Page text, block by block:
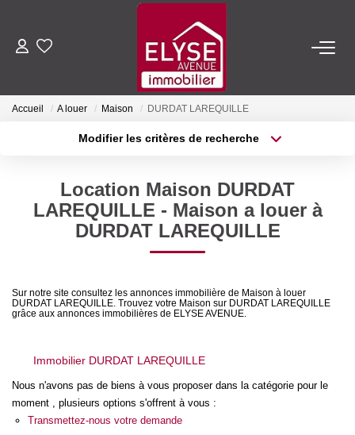
ACHETER
FAIRE GÉRER
Qui Sommes-Nous
Nos Actualités
CONTACT
Accueil A louer Maison DURDAT LAREQUILLE
Modifier les critères de recherche
Sélectionnez...
Type de bien
Surface min
Location Maison DURDAT
LAREQUILLE - Maison a louer à
DURDAT LAREQUILLE
Sur notre site consultez les annonces immobilière de Maison à louer
DURDAT LAREQUILLE. Trouvez votre Maison sur DURDAT LAREQUILLE
grâce aux annonces immobilières de ELYSE AVENUE.
Immobilier DURDAT LAREQUILLE
Nous n'avons pas de biens à vous proposer dans la catégorie pour le
moment , plusieurs options s'offrent à vous :
Transmettez-nous votre demande